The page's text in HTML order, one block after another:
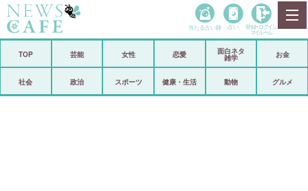
政治
当たる占い師 占い 登録• ログイン
マイルーム
TOP 芸能 女性 恋愛
面白ネタ
雑学
お金
社会 政治 スポーツ 健康・生活 動物 グルメ